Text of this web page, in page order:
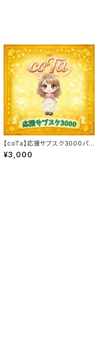
【coTa】応援サブスク3000パッ
ク
¥3,000